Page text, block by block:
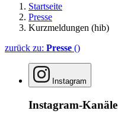
Startseite
Presse
Kurzmeldungen (hib)
zurück zu: Presse ()
Instagram
Instagram-Kanäle